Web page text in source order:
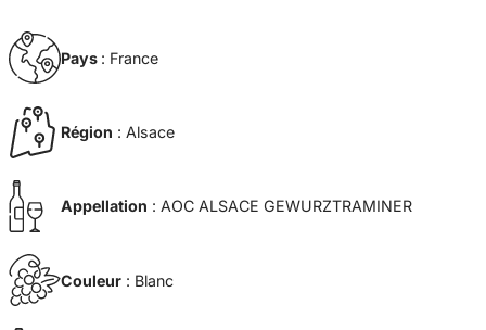
a
m
n
e
Pays : France
Région : Alsace
Appellation : AOC ALSACE GEWURZTRAMINER
Couleur : Blanc